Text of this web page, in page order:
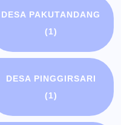
DESA PAKUTANDANG
(1)
DESA PINGGIRSARI
(1)